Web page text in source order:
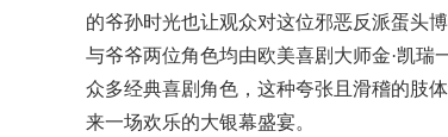
的爷孙时光也让观众对这位邪恶反派蛋头
与爷爷两位角色均由欧美喜剧大师金·凯瑞
众多经典喜剧角色，这种夸张且滑稽的肢
来一场欢乐的大银幕盛宴。